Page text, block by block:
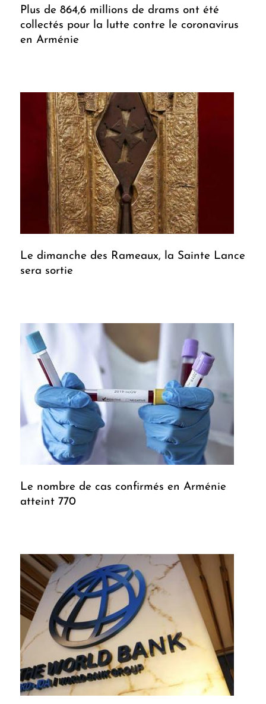
Plus de 864,6 millions de drams ont été
collectés pour la lutte contre le coronavirus
en Arménie
Le dimanche des Rameaux, la Sainte Lance
sera sortie
Le nombre de cas confirmés en Arménie
atteint 770